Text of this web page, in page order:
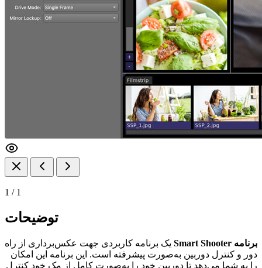
1 / 1
توضیحات
برنامه Smart Shooter
یک برنامه کاربردی جهت عکس‌برداری از راه
دور و کنترل دوربین به‌صورت پیشرفته است. این برنامه این امکان
را به شما می‌دهد تا دوربین خود را به‌صورت کامل از مک خود کنترل